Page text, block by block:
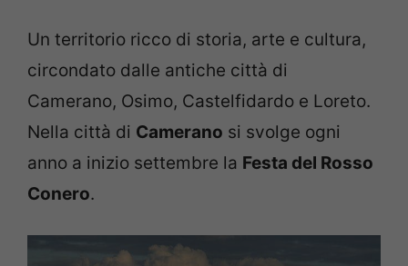
Un territorio ricco di storia, arte e cultura,
circondato dalle antiche città di
Camerano, Osimo, Castelfidardo e Loreto.
Nella città di Camerano si svolge ogni
anno a inizio settembre la Festa del Rosso
Conero.